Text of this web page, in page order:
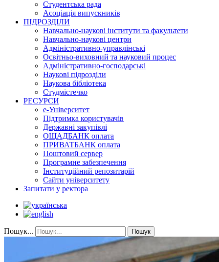
Студентська рада
Асоціація випускників
ПІДРОЗДІЛИ
Навчально-наукові інститути та факультети
Навчально-наукові центри
Адміністративно-управлінські
Освітньо-виховний та науковий процес
Адміністративно-господарські
Наукові підрозділи
Наукова бібліотека
Студмістечко
РЕСУРСИ
е-Університет
Підтримка користувачів
Державні закупівлі
ОЩАДБАНК оплата
ПРИВАТБАНК оплата
Поштовий сервер
Програмне забезпечення
Інституційний репозитарій
Сайти університету
Запитати у ректора
Пошук... Пошук